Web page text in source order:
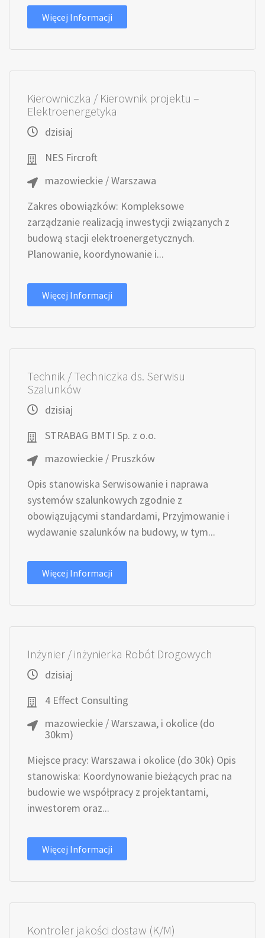
Więcej Informacji
Kierowniczka / Kierownik projektu –
Elektroenergetyka
dzisiaj
NES Fircroft
mazowieckie / Warszawa
Zakres obowiązków: Kompleksowe
zarządzanie realizacją inwestycji związanych z
budową stacji elektroenergetycznych.
Planowanie, koordynowanie i...
Więcej Informacji
Technik / Techniczka ds. Serwisu
Szalunków
dzisiaj
STRABAG BMTI Sp. z o.o.
mazowieckie / Pruszków
Opis stanowiska Serwisowanie i naprawa
systemów szalunkowych zgodnie z
obowiązującymi standardami, Przyjmowanie i
wydawanie szalunków na budowy, w tym...
Więcej Informacji
Inżynier / inżynierka Robót Drogowych
dzisiaj
4 Effect Consulting
mazowieckie / Warszawa, i okolice (do
30km)
Miejsce pracy: Warszawa i okolice (do 30k) Opis
stanowiska: Koordynowanie bieżących prac na
budowie we współpracy z projektantami,
inwestorem oraz...
Więcej Informacji
Kontroler jakości dostaw (K/M)